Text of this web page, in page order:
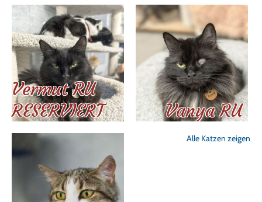
Vermut RU
RESERVIERT
Vanya RU
Alle Katzen zeigen